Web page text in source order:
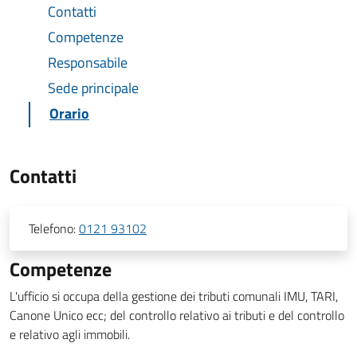
Contatti
Competenze
Responsabile
Sede principale
Orario
Contatti
Telefono:0121 93102
Competenze
L'ufficio si occupa della gestione dei tributi comunali IMU, TARI,
Canone Unico ecc; del controllo relativo ai tributi e del controllo
e relativo agli immobili.